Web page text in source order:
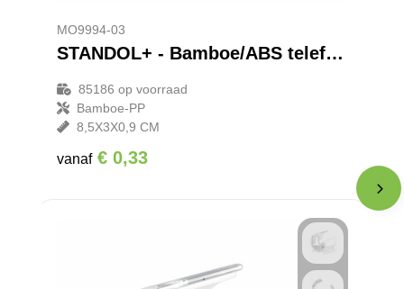
MO9994-03
STANDOL+ - Bamboe/ABS telefoonstandaard
85186 op voorraad
Bamboe-PP
8,5X3X0,9 CM
vanaf € 0,33